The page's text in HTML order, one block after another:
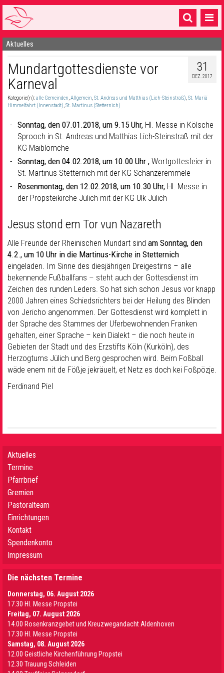
Startseite
1 Pfarrei
16 Gemeinden & mehr
Gottesdienste & Sinnsuche
Sakramente & Feste
Gemeinschaft & Soziales
Musik & Kultur
Seelsorge & Kontakt
Aktuelles
31
DEZ. 2017
Mundartgottesdienste vor
Karneval
Kategorie(n):alle Gemeinden,Allgemein,St. Andreas und Matthias (Lich-Steinstraß),St. Mariä
Himmelfahrt (Innenstadt),St. Martinus (Stetternich)
Sonntag, den 07.01.2018, um 9.15 Uhr, Hl. Messe in Kölsche
Sprooch in St. Andreas und Matthias Lich-Steinstraß mit der
KG Maiblömche
Sonntag, den 04.02.2018, um 10.00 Uhr , Wortgottesfeier in
St. Martinus Stetternich mit der KG Schanzeremmele
Rosenmontag, den 12.02.2018, um 10.30 Uhr, Hl. Messe in
der Propsteikirche Jülich mit der KG Ulk Jülich
Jesus stond em Tor vun Nazareth
Alle Freunde der Rheinischen Mundart sind am Sonntag, den
4.2., um 10 Uhr in die Martinus-Kirche in Stetternich
eingeladen. Im Sinne des diesjährigen Dreigestirns – alle
bekennende Fußballfans – steht auch der Gottesdienst im
Zeichen des runden Leders. So hat sich schon Jesus vor knapp
2000 Jahren eines Schiedsrichters bei der Heilung des Blinden
von Jericho angenommen. Der Gottesdienst wird komplett in
der Sprache des Stammes der Uferbewohnenden Franken
gehalten, einer Sprache – kein Dialekt – die noch heute in
Gebieten der Stadt und des Erzstifts Köln (Kurköln), des
Herzogtums Jülich und Berg gesprochen wird. Beim Foßball
wäde enem nit de Fößje jekräuelt, et Netz es doch kei Foßpözje.
Ferdinand Piel
Aktuelles
Termine
Pfarrbrief
Gremien
Pastoralteam
Einrichtungen
Kontakt
Spendenkonto
Impressum
Die nächsten Termine
Donnerstag, 06. August 2026
17.30 Hl. Messe Propstei
Freitag, 07. August 2026
14.00 Rosenkranzgebet und Kreuzwegandacht Aldenhoven
17.30 Hl. Messe Propstei
Samstag, 08. August 2026
12.00 Geistliche Kirchenführung Propstei
12.30 Trauung Schleiden